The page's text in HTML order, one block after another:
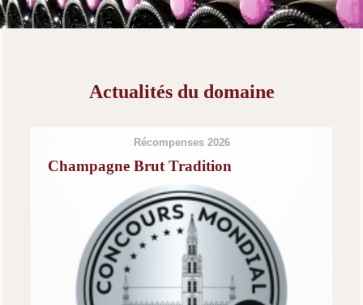
Actualités du domaine
Récompenses 2026
Champagne Brut Tradition